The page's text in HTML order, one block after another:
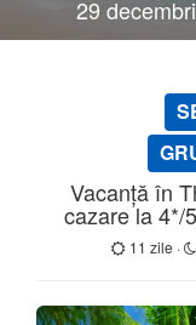
29
Vacanță în
cazare la 4*/
11 zile ·